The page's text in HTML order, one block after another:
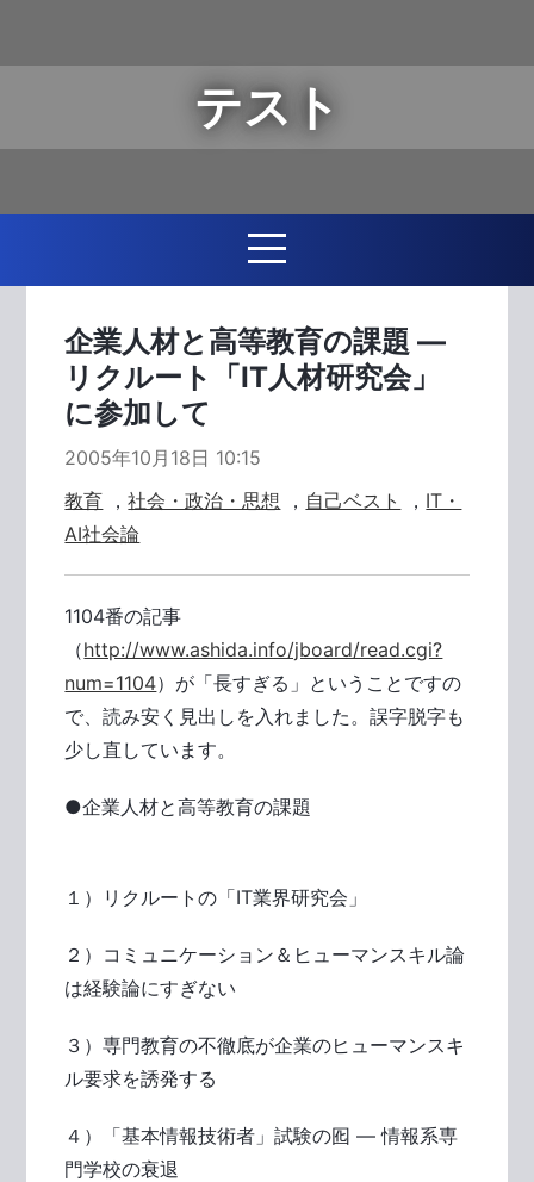
テスト
企業人材と高等教育の課題 ―
リクルート「IT人材研究会」
に参加して
2005年10月18日 10:15
教育 ，社会・政治・思想 ， 自己ベスト ， IT・
AI社会論
1104番の記事
（http://www.ashida.info/jboard/read.cgi?
num=1104）が「長すぎる」ということですの
で、読み安く見出しを入れました。誤字脱字も
少し直しています。
●企業人材と高等教育の課題
１）リクルートの「IT業界研究会」
２）コミュニケーション＆ヒューマンスキル論
は経験論にすぎない
３）専門教育の不徹底が企業のヒューマンスキ
ル要求を誘発する
４）「基本情報技術者」試験の囮 ― 情報系専
門学校の衰退